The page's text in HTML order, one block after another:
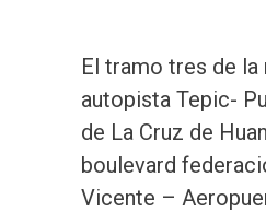
El tramo tres de la
autopista Tepic-
de La Cruz de
boulevard
Vicente –